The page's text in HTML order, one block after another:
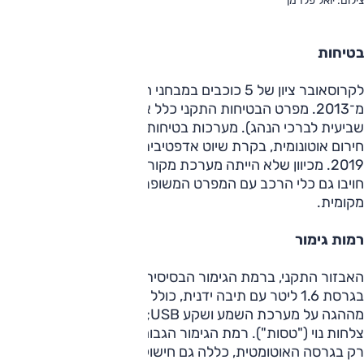
בטיחות
שביעית לברכי הנהג). מערכות בטיחות מתקדמות - בלימת
חירום אוטונומית, בקרת שיוט אדפטיבית - נוספו מספטמבר
2019. מכיוון שלא הייתה מערכת מקורית להתרעת סטייה מנתיב,
חויבו גם כלי הרכב עם המפרט המשופר במערכת התרעה
מקומית.
רמות גימור
בגרסת 1.6 ליטר עם תיבה ידנית, כולל בקרת שיוט, שליטה
מההגה על מערכת השמע ושקע USB; בחוץ היו חישוקי ברזל עם